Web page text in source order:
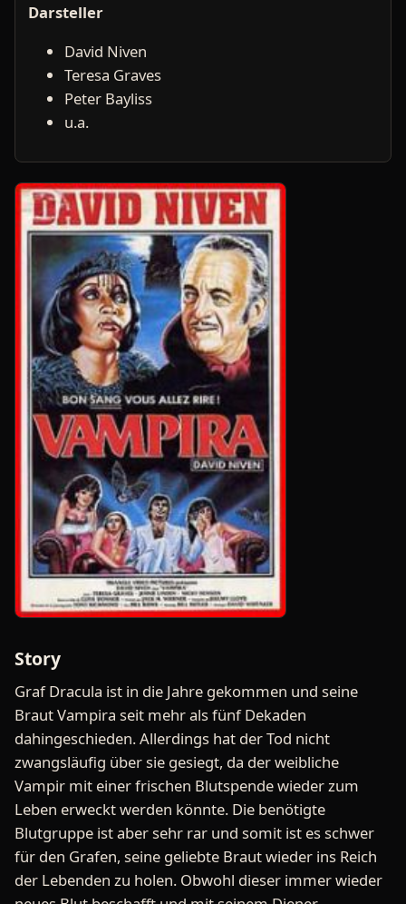
Darsteller
David Niven
Teresa Graves
Peter Bayliss
u.a.
Story
Graf Dracula ist in die Jahre gekommen und seine
Braut Vampira seit mehr als fünf Dekaden
dahingeschieden. Allerdings hat der Tod nicht
zwangsläufig über sie gesiegt, da der weibliche
Vampir mit einer frischen Blutspende wieder zum
Leben erweckt werden könnte. Die benötigte
Blutgruppe ist aber sehr rar und somit ist es schwer
für den Grafen, seine geliebte Braut wieder ins Reich
der Lebenden zu holen. Obwohl dieser immer wieder